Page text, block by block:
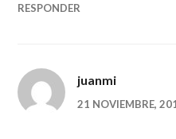
RESPONDER
juanmi
21 NOVIEMBRE,